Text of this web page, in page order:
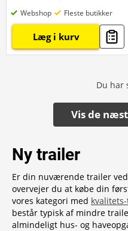
Webshop
Fleste butikker
Læg i kurv
Du har
Vis de
Ny trailer
Er din nuværende trailer
overvejer du at købe din
vores kategori med
består typisk af mindre
almindeligt hus- og